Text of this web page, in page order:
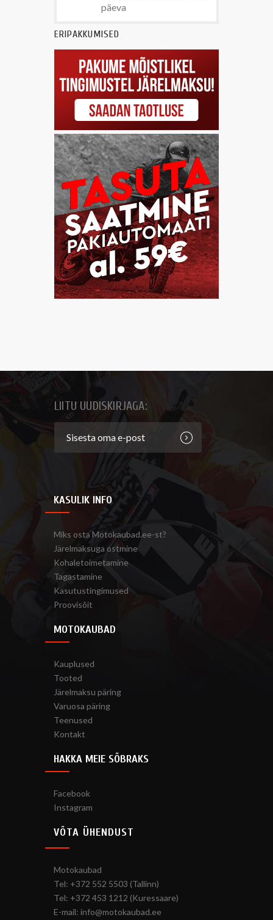
päeva
ERIPAKKUMISED
LIITU UUDISKIRJAGA:
KASULIK INFO
Miks osta Motokaubad.ee-st?
Järelmaksuga ostmine
Kohaletoimetamine
Tagastamine
Kasutustingimused
Proovisõit
MOTOKAUBAD
Kauplused
Tooted
Järelmaksu päring
Varuosa päring
Teenused
Kontakt
HAKKA MEIE SÕBRAKS
Facebook
Instagram
VÕTA ÜHENDUST
Motokaubad
Tel: +372 552 5503 (Tallinn)
Tel: +372 453 1212 (Kuressaare)
E-mail: info@motokaubad.ee